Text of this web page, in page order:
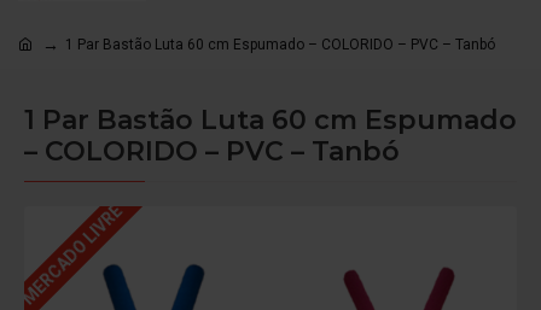
1 Par Bastão Luta 60 cm Espumado – COLORIDO – PVC – Tanbó
1 Par Bastão Luta 60 cm Espumado
– COLORIDO – PVC – Tanbó
MERCADO LIVRE